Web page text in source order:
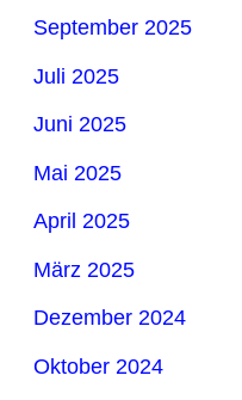
September 2025
Juli 2025
Juni 2025
Mai 2025
April 2025
März 2025
Dezember 2024
Oktober 2024